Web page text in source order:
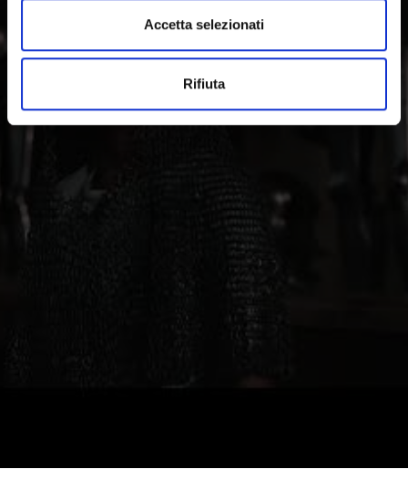
Accetta selezionati
Rifiuta
musica.